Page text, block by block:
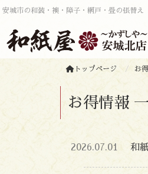
安城市の和装・襖・障子・網戸・畳の張替
トップページ お
お得情報
2026.07.01 和